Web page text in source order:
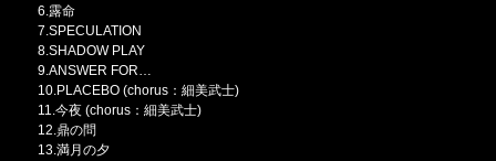
6.露命
7.SPECULATION
8.SHADOW PLAY
9.ANSWER FOR…
10.PLACEBO (chorus：細美武士)
11.今夜 (chorus：細美武士)
12.鼎の問
13.満月の夕